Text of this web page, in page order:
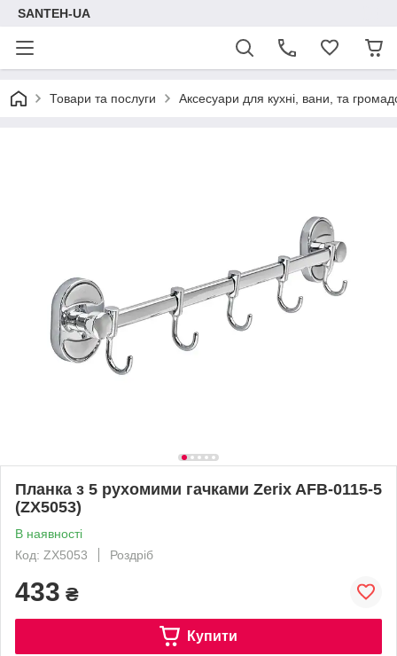
SANTEH-UA
Товари та послуги Аксесуари для кухні, вани, та
Планка з 5 рухомими гачками Zerix AFB-0115-5
(ZX5053)
В наявності
Код: ZX5053
Роздріб
433 ₴
Купити